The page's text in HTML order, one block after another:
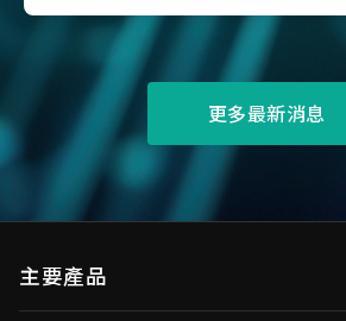
更多最新消息
主要產品